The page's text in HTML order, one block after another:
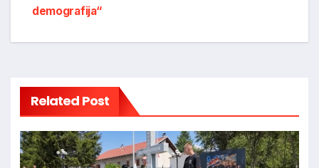
demografija“
Related Post